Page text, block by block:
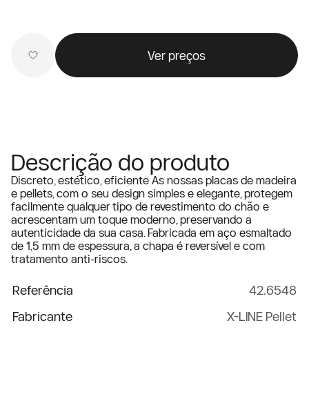
Ver preços
Descrição do produto
Discreto, estético, eficiente As nossas placas de madeira
e pellets, com o seu design simples e elegante, protegem
facilmente qualquer tipo de revestimento do chão e
acrescentam um toque moderno, preservando a
autenticidade da sua casa. Fabricada em aço esmaltado
de 1,5 mm de espessura, a chapa é reversível e com
tratamento anti-riscos.
Referência
42.6548
Fabricante
X-LINE Pellet